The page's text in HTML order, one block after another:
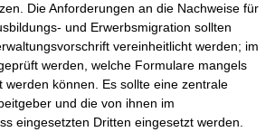
Die Anforderungen an die Nachweise für
und Erwerbsmigration sollten
vereinheitlicht werden; im
werden, welche Formulare mangels
werden können. Es sollte eine zentrale
und die von ihnen im
eingesetzten Dritten eingesetzt werden.